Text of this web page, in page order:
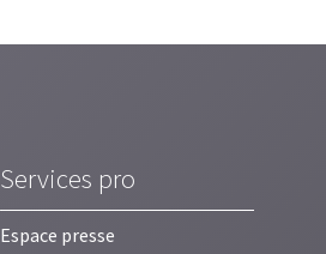
Services pro
Espace presse